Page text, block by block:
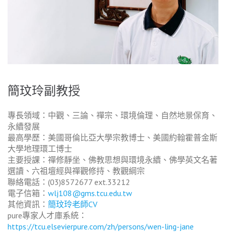
簡玟玲副教授
專長領域：中觀、三論、禪宗、環境倫理、自然地景保育、
永續發展
最高學歷：美國哥倫比亞大學宗教博士、美國約翰霍普金斯
大學地理環工博士
主要授課：禪修靜坐、佛教思想與環境永續、佛學英文名著
選讀、六祖壇經與禪觀修持、教觀綱宗
聯絡電話：(03)8572677 ext.33212
電子信箱： wlj108@gms.tcu.edu.tw
其他資訊： 簡玟玲老師CV
pure專家人才庫系統：
https://tcu.elsevierpure.com/zh/persons/wen-ling-jane